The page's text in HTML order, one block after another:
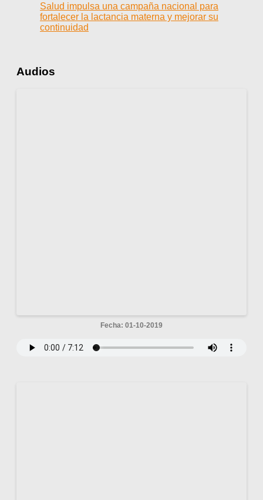
Salud impulsa una campaña nacional para
fortalecer la lactancia materna y mejorar su
continuidad
Audios
Fecha: 01-10-2019